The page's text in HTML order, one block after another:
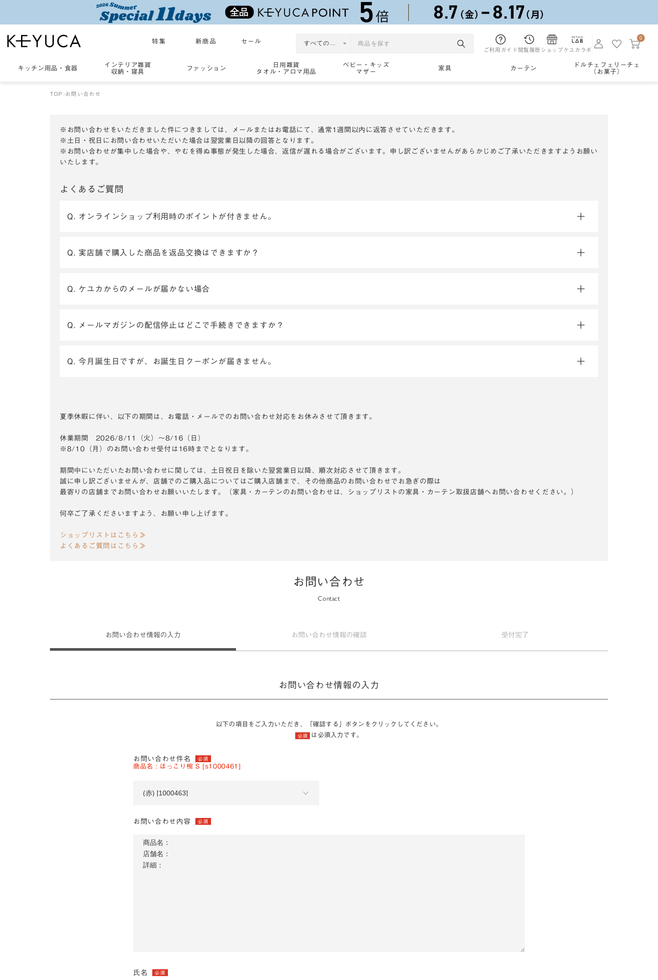
特集 新商品 セール
ご利用ガイド 閲覧履歴 ショップケユカラボ
0
キッチン用品 ・ 食器
インテリア雑貨
収納・寝具
ファッション
日用雑貨
タオル・アロマ用品
ベビー・キッズ
マザー
家具 カーテン
ドルチェフェリーチェ
（お菓子）
TOP お問い合わせ
※お問い合わせをいただきました件につきましては、メールまたはお電話にて、通常1週間以内に返答させていただきます。
※土日・祝日にお問い合わせいただいた場合は翌営業日以降の回答となります。
※お問い合わせが集中した場合や、やむを得ぬ事態が発生した場合、返信が遅れる場合がございます。申し訳ございませんがあらかじめご了承いただきますようお願い
いたします。
よくあるご質問
Q. オンラインショップ利用時のポイントが付きません。
Q. 実店舗で購入した商品を返品交換はできますか？
Q. ケユカからのメールが届かない場合
Q. メールマガジンの配信停止はどこで手続きできますか？
Q. 今月誕生日ですが、お誕生日クーポンが届きません。
夏季休暇に伴い、以下の期間は、お電話・メールでのお問い合わせ対応をお休みさせて頂きます。
休業期間 2026/8/11（火）～8/16（日）
※8/10（月）のお問い合わせ受付は16時までとなります。
期間中にいただいたお問い合わせに関しては、土日祝日を除いた翌営業日以降、順次対応させて頂きます。
誠に申し訳ございませんが、店舗でのご購入品についてはご購入店舗まで、その他商品のお問い合わせでお急ぎの際は
最寄りの店舗までお問い合わせお願いいたします。（家具・カーテンのお問い合わせは、ショップリストの家具・カーテン取扱店舗へお問い合わせください。）
何卒ご了承くださいますよう、お願い申し上げます。
ショップリストはこちら≫
よくあるご質問はこちら≫
お問い合わせ
Contact
お問い合わせ情報の入力 お問い合わせ情報の確認 受付完了
お問い合わせ情報の入力
以下の項目をご入力いただき、「確認する」ボタンをクリックしてください。
必須 は必須入力です。
お問い合わせ件名 必須
商品名 : ほっこり椀 S [s1000461]
お問い合わせ内容 必須
氏名 必須